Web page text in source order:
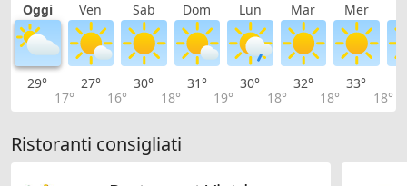
Oggi Ven Sab Dom Lun Mar Mer
29°
17°
27°
16°
30°
18°
31°
19°
30°
18°
32°
18°
33°
18°
Ristoranti consigliati